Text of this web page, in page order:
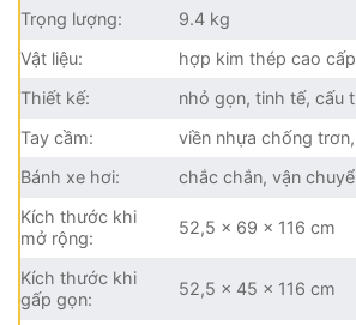
Trọng lượng:
9.4 kg
Vật liệu:
hợp kim thép cao
Thiết kế:
nhỏ gọn, tinh tế, cấu
Tay cầm:
viền nhựa chống
Bánh xe hơi:
chắc chắn, vận
Kích thước khi
mở rộng:
52,5 x 69 x 116 cm
Kích thước khi
gấp gọn:
52,5 x 45 x 116 cm